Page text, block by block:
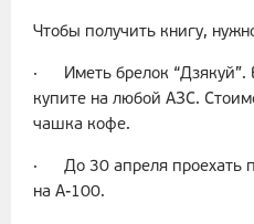
Чтобы получить книгу,
· Иметь брелок “Дзякуй”.
купите на любой АЗС.
чашка кофе.
· До 30 апреля проехать
на А-100.